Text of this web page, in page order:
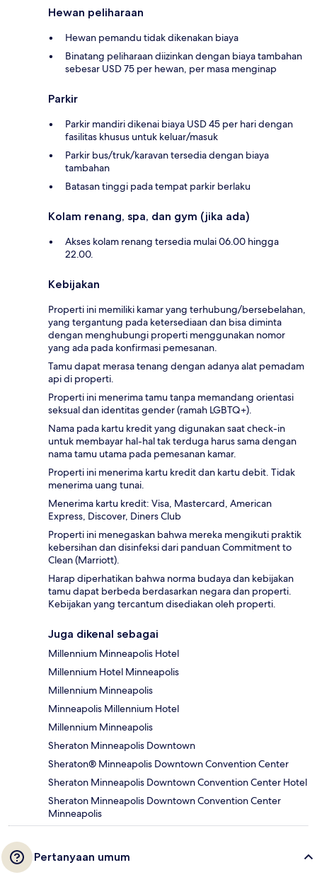
Hewan peliharaan
Hewan pemandu tidak dikenakan biaya
Binatang peliharaan diizinkan dengan biaya tambahan
sebesar USD 75 per hewan, per masa menginap
Parkir
Parkir mandiri dikenai biaya USD 45 per hari dengan
fasilitas khusus untuk keluar/masuk
Parkir bus/truk/karavan tersedia dengan biaya
tambahan
Batasan tinggi pada tempat parkir berlaku
Kolam renang, spa, dan gym (jika ada)
Akses kolam renang tersedia mulai 06.00 hingga
22.00.
Kebijakan
Properti ini memiliki kamar yang terhubung/bersebelahan,
yang tergantung pada ketersediaan dan bisa diminta
dengan menghubungi properti menggunakan nomor
yang ada pada konfirmasi pemesanan.
Tamu dapat merasa tenang dengan adanya alat pemadam
api di properti.
Properti ini menerima tamu tanpa memandang orientasi
seksual dan identitas gender (ramah LGBTQ+).
Nama pada kartu kredit yang digunakan saat check-in
untuk membayar hal-hal tak terduga harus sama dengan
nama tamu utama pada pemesanan kamar.
Properti ini menerima kartu kredit dan kartu debit. Tidak
menerima uang tunai.
Menerima kartu kredit: Visa, Mastercard, American
Express, Discover, Diners Club
Properti ini menegaskan bahwa mereka mengikuti praktik
kebersihan dan disinfeksi dari panduan Commitment to
Clean (Marriott).
Harap diperhatikan bahwa norma budaya dan kebijakan
tamu dapat berbeda berdasarkan negara dan properti.
Kebijakan yang tercantum disediakan oleh properti.
Juga dikenal sebagai
Millennium Minneapolis Hotel
Millennium Hotel Minneapolis
Millennium Minneapolis
Minneapolis Millennium Hotel
Millennium Minneapolis
Sheraton Minneapolis Downtown
Sheraton® Minneapolis Downtown Convention Center
Sheraton Minneapolis Downtown Convention Center Hotel
Sheraton Minneapolis Downtown Convention Center
Minneapolis
Pertanyaan umum